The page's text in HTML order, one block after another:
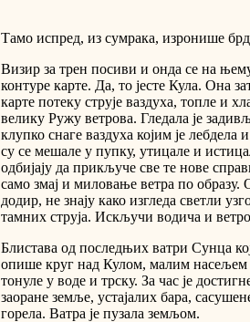
Тамо испред, из сумрака, изронише
Визир за трен посиви и онда се на
контуре карте. Да, то јесте Кула. Она
карте потеку струје ваздуха, топле и
велику Ружу ветрова. Гледала је
клупко снаге ваздуха којим је лебдела
су се мешале у пупку, утицале и
одбијају да прикључе све те нове
само змај и миловање ветра по
додир, не знају како изгледа светли
тамних струја. Искључи водича и
Блистава од последњих ватри Сунца
опише круг над Кулом, малим насељем
тонуле у воде и трску. За час је
заоране земље, устајалих бара,
горела. Ватра је пузала земљом.